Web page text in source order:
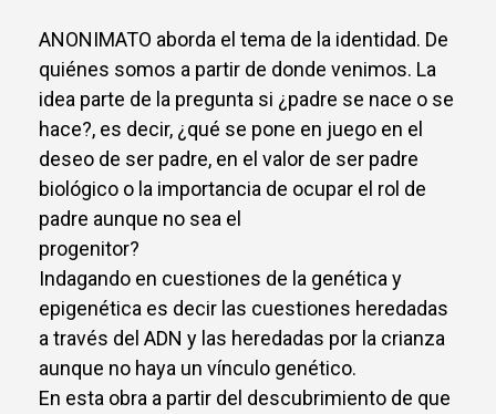
ANONIMATO aborda el tema de la identidad. De
quiénes somos a partir de donde venimos. La
idea parte de la pregunta si ¿padre se nace o se
hace?, es decir, ¿qué se pone en juego en el
deseo de ser padre, en el valor de ser padre
biológico o la importancia de ocupar el rol de
padre aunque no sea el
progenitor?
Indagando en cuestiones de la genética y
epigenética es decir las cuestiones heredadas
a través del ADN y las heredadas por la crianza
aunque no haya un vínculo genético.
En esta obra a partir del descubrimiento de que